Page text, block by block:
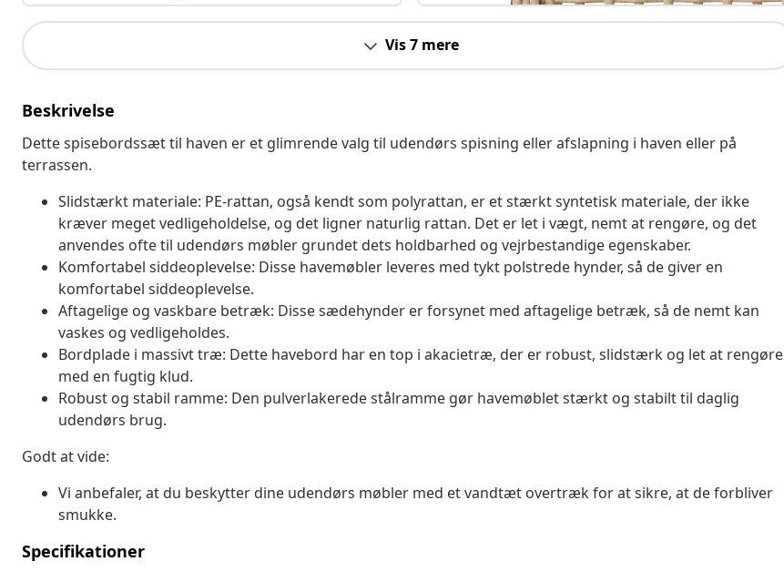
Vis 7 mere
Beskrivelse
Dette spisebordssæt til haven er et glimrende valg til udendørs spisning eller afslapning i haven eller på
terrassen.
Slidstærkt materiale: PE-rattan, også kendt som polyrattan, er et stærkt syntetisk materiale, der ikke
kræver meget vedligeholdelse, og det ligner naturlig rattan. Det er let i vægt, nemt at rengøre, og det
anvendes ofte til udendørs møbler grundet dets holdbarhed og vejrbestandige egenskaber.
Komfortabel siddeoplevelse: Disse havemøbler leveres med tykt polstrede hynder, så de giver en
komfortabel siddeoplevelse.
Aftagelige og vaskbare betræk: Disse sædehynder er forsynet med aftagelige betræk, så de nemt kan
vaskes og vedligeholdes.
Bordplade i massivt træ: Dette havebord har en top i akacietræ, der er robust, slidstærk og let at rengøre
med en fugtig klud.
Robust og stabil ramme: Den pulverlakerede stålramme gør havemøblet stærkt og stabilt til daglig
udendørs brug.
Godt at vide:
Vi anbefaler, at du beskytter dine udendørs møbler med et vandtæt overtræk for at sikre, at de forbliver
smukke.
Specifikationer